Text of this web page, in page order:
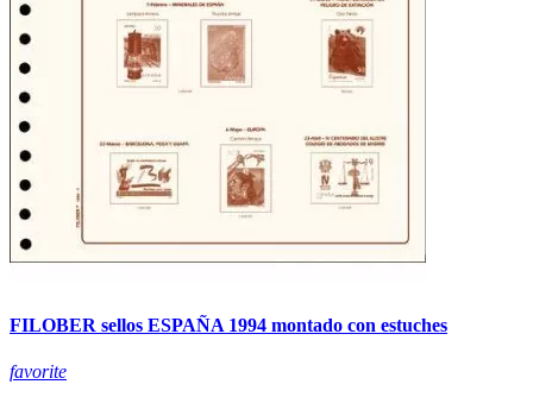
FILOBER sellos ESPAÑA 1994 montado con estuches
favorite